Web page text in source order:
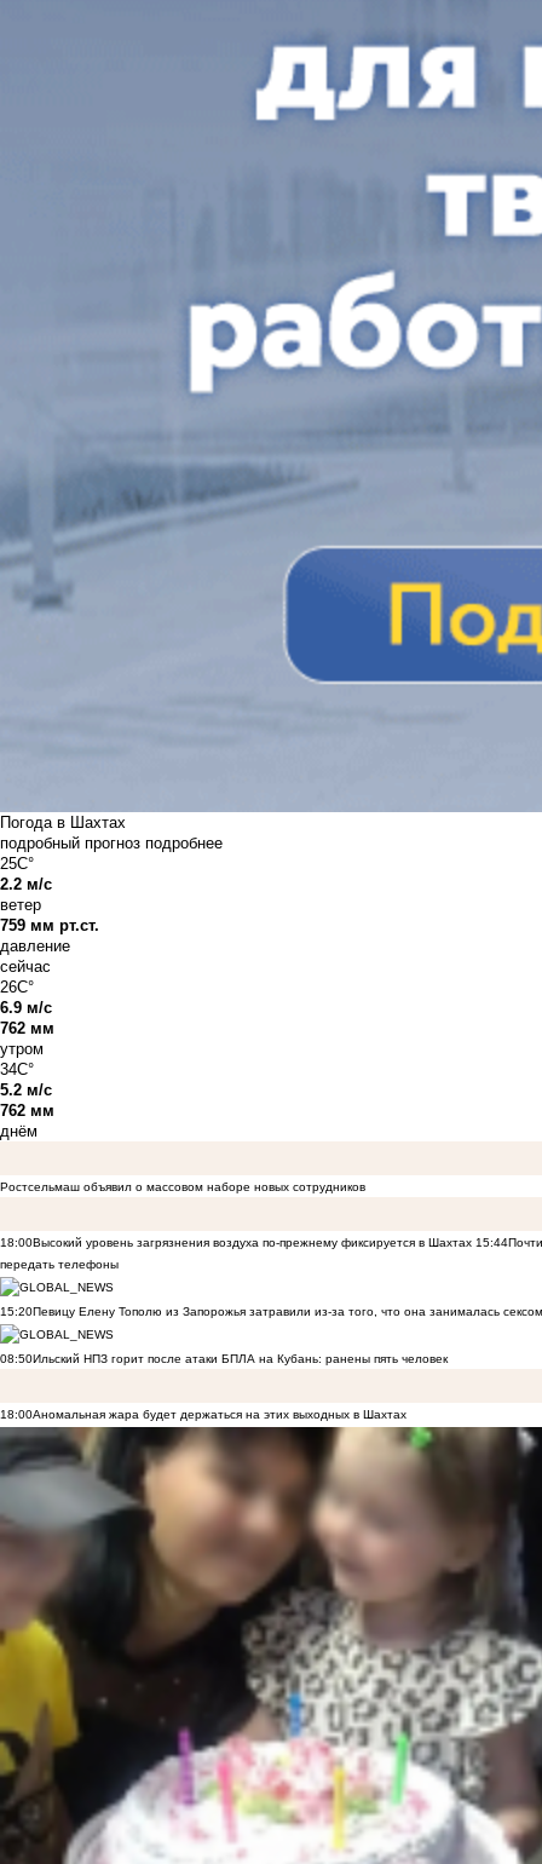
Погода в Шахтах
подробный прогноз подробнее
25C°
2.2 м/с
ветер
759 мм рт.ст.
давление
сейчас
26C°
6.9 м/с
762 мм
утром
34C°
5.2 м/с
762 мм
днём
Ростсельмаш объявил о массовом наборе новых сотрудников
18:00Высокий уровень загрязнения воздуха по-прежнему фиксируется в Шахтах 15:44
передать телефоны
15:20Певицу Елену Тополю из Запорожья затравили из-за того, что она занималась
08:50Ильский НПЗ горит после атаки БПЛА на Кубань: ранены пять человек
18:00Аномальная жара будет держаться на этих выходных в Шахтах